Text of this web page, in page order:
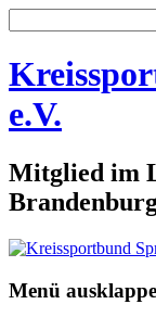
nach:
e.V.
Mitglied im
Menü